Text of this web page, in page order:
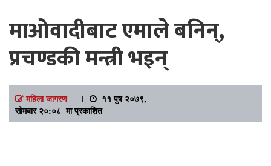
माओवादीबाट एमाले बनिन्,
प्रचण्डकी मन्त्री भइन्
महिला जागरण।
११ पुष २०७९,
सोमबार २०:०८ मा प्रकाशित